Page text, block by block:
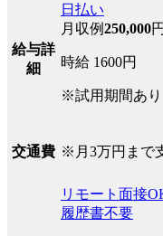
給与詳
細
日払い
月収例250,000円
時給 1600円
※試用期間あり
交通費 ※月3万円まで
リモート面接
履歴書不要